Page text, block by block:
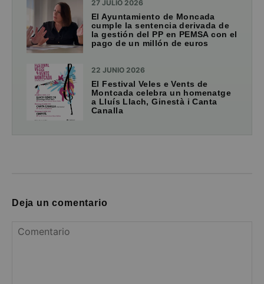
27 JULIO 2026
El Ayuntamiento de Moncada
cumple la sentencia derivada de
la gestión del PP en PEMSA con el
pago de un millón de euros
22 JUNIO 2026
El Festival Veles e Vents de
Montcada celebra un homenatge
a Lluís Llach, Ginestà i Canta
Canalla
Deja un comentario